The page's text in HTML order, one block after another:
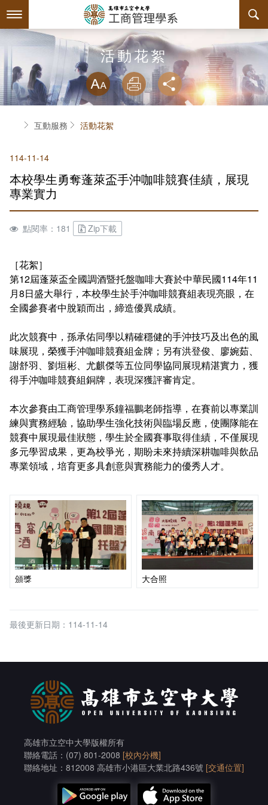
到
要
最新消息
系所簡介
關於本系
本系特色
教育目標與核心能力
系主任介紹
連絡系辦
諮詢信箱
師資陣容
課程規劃
課程簡介
課程總覽
推廣課程
認證課程
購物中心認證課程
IOPCA認證課程
畢業學分配置
學分抵免及減修申請
課程地圖主頁
專業基礎必選修與領域
互動服務
檔案下載
常見問答
系學會
活動花絮
略過字型切
放大
列印 分享
首頁互動服務 活動花絮
114-11-14
本校學生勇奪蓬萊盃手沖咖啡競賽佳績，展現
專業實力
點閱率：181 Zip下載
［花絮］
第12屆蓬萊盃全國調酒暨托盤咖啡大賽於中華民國114年11
月8日盛大舉行，本校學生於手沖咖啡競賽組表現亮眼，在
全國參賽者中脫穎而出，締造優異成績。
此次競賽中，孫承佑同學以精確穩健的手沖技巧及出色的風
味展現，榮獲手沖咖啡競賽組金牌；另有洪登俊、廖婉茹、
謝舒羽、劉垣彬、尤麒傑等五位同學協同展現精湛實力，獲
得手沖咖啡競賽組銅牌，表現深獲評審肯定。
本次參賽由工商管理學系鐘福鵬老師指導，在賽前以專業訓
練與實務經驗，協助學生強化技術與臨場反應，使團隊能在
競賽中展現最佳狀態，學生於全國賽事取得佳績，不僅展現
多元學習成果，更為校爭光，期盼未來持續深耕咖啡與飲品
專業領域，培育更多具創意與實務能力的優秀人才。
頒獎 大合照
最後更新日期：114-11-14
高雄市立空中大學版權所有
聯絡電話：(07) 801-2008 [校內分機]
聯絡地址：812008 高雄市小港區大業北路436號 [交通位置]